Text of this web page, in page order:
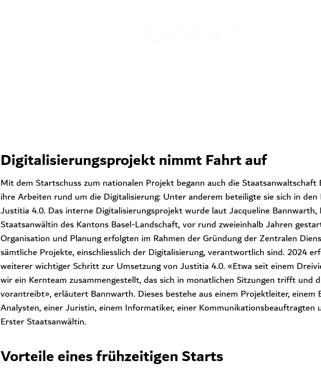
Digitalisierungsprojekt nimmt Fahrt auf
Mit dem Startschuss zum nationalen Projekt begann auch die Staatsanwaltschaft
ihre Arbeiten rund um die Digitalisierung: Unter anderem beteiligte sie sich in den
Justitia 4.0. Das interne Digitalisierungsprojekt wurde laut Jacqueline Bannwarth,
Staatsanwältin des Kantons Basel-Landschaft, vor rund zweieinhalb Jahren
Organisation und Planung erfolgten im Rahmen der Gründung der Zentralen
sämtliche Projekte, einschliesslich der Digitalisierung, verantwortlich sind. 2024
weiterer wichtiger Schritt zur Umsetzung von Justitia 4.0. «Etwa seit einem
wir ein Kernteam zusammengestellt, das sich in monatlichen Sitzungen trifft und
vorantreibt», erläutert Bannwarth. Dieses bestehe aus einem Projektleiter, einem
Analysten, einer Juristin, einem Informatiker, einer Kommunikationsbeauftragten
Erster Staatsanwältin.
Vorteile eines frühzeitigen Starts